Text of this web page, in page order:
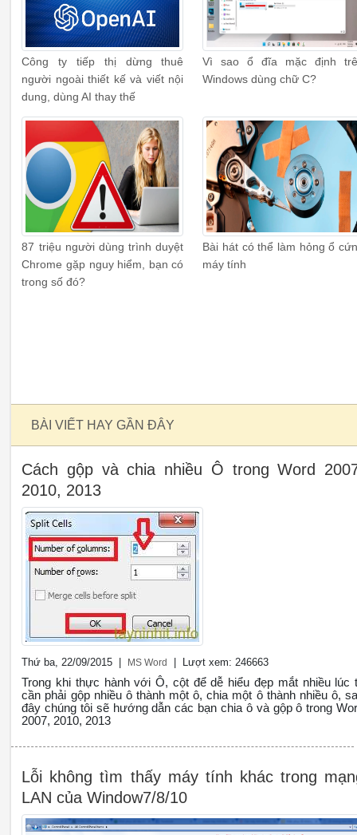
Công ty tiếp thị dừng thuê
người ngoài thiết kế và viết nội
dung, dùng AI thay thế
Vì sao ổ đĩa mặc định
Windows dùng chữ C?
87 triệu người dùng trình duyệt
Chrome gặp nguy hiểm, bạn có
trong số đó?
Bài hát có thể làm hỏng ổ
máy tính
BÀI VIẾT HAY GẦN ĐÂY
Cách gộp và chia nhiều Ô trong Word
2010, 2013
Thứ ba, 22/09/2015 | MS Word | Lượt xem: 246663
Trong khi thực hành với Ô, cột để dễ hiểu đẹp mắt nhiều lúc
cần phải gộp nhiều ô thành một ô, chia một ô thành nhiều ô,
đây chúng tôi sẽ hướng dẫn các bạn chia ô và gộp ô trong
2007, 2010, 2013
Lỗi không tìm thấy máy tính khác trong
LAN của Window7/8/10